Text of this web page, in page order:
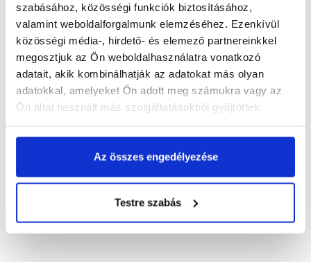
szabásához, közösségi funkciók biztosításához,
valamint weboldalforgalmunk elemzéséhez. Ezenkívül
közösségi média-, hirdető- és elemező partnereinkkel
megosztjuk az Ön weboldalhasználatra vonatkozó
adatait, akik kombinálhatják az adatokat más olyan
adatokkal, amelyeket Ön adott meg számukra vagy az
Ön által használt más szolgáltatásokból gyűjtöttek.
Az összes engedélyezése
Testre szabás
Dokumentumok(1)
Vásárlói vélemények
Kérdések és válaszok